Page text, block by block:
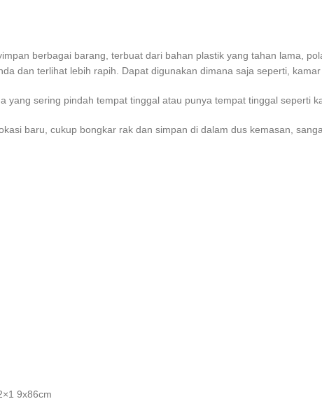
berbagai barang, terbuat dari bahan plastik yang tahan lama,
dan terlihat lebih rapih. Dapat digunakan dimana saja seperti,
yang sering pindah tempat tinggal atau punya tempat tinggal seperti
baru, cukup bongkar rak dan simpan di dalam dus kemasan,
9x86cm